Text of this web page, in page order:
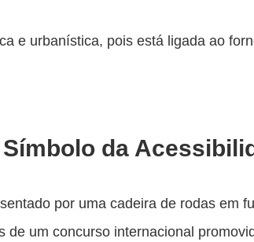
e urbanística, pois está ligada ao
da
por uma cadeira de rodas em
de um concurso internacional